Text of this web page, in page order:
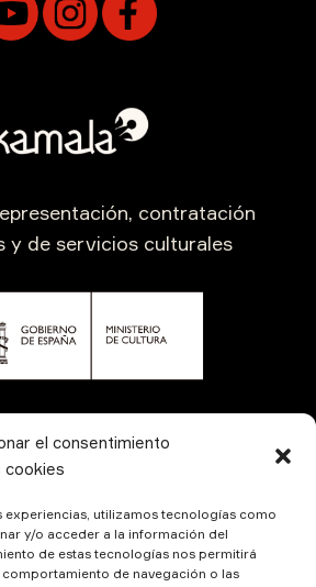
el consentimiento
cookies
experiencias, utilizamos tecnologías como
y/o acceder a la información del
de estas tecnologías nos permitirá
de navegación o las
contratación
y de servicios culturales